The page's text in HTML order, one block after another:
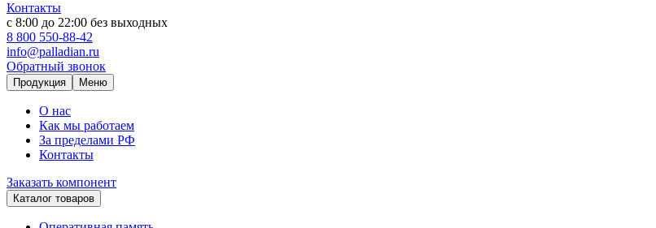
Контакты
с 8:00 до 22:00 без выходных
8 800 550-88-42
info@palladian.ru
Обратный звонок
Продукция Меню
О нас
Как мы работаем
За пределами РФ
Контакты
Заказать компонент
Каталог товаров